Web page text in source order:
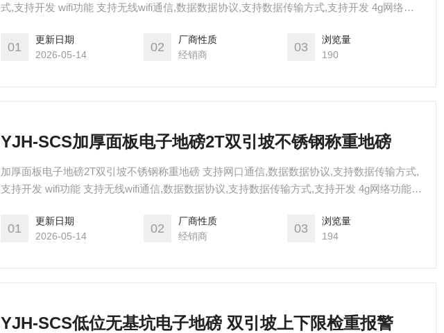
式,支持开发 wifi功能 支持无线wifi通信,数据数据协议,支持数据传输方式,支持开发 4g网络功
01
更新日期
2026-05-14
02
厂商性质
经销商
03
浏览量
190
YJH-SCS加厚面板电子地磅2T双引坡不锈钢称重地磅
加厚面板电子地磅2T双引坡不锈钢称重地磅 支持网口通信,数据数据协议,支持数据传输方式,
支持开发 wifi功能 支持无线wifi通信,数据数据协议,支持数据传输方式,支持开发 4g网络功能
01
更新日期
2026-05-14
02
厂商性质
经销商
03
浏览量
194
YJH-SCS低位无基坑电子地磅 双引坡上下限检重报警